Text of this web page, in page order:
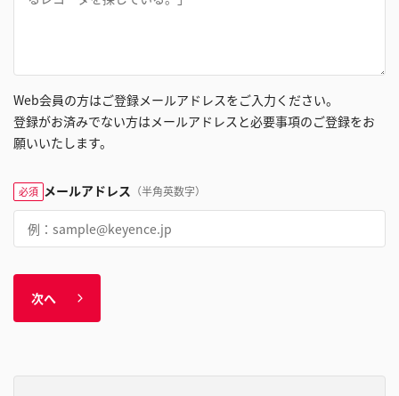
Web会員の方はご登録メールアドレスをご入力ください。
登録がお済みでない方はメールアドレスと必要事項のご登録をお
願いいたします。
必須 メールアドレス （半角英数字）
次へ